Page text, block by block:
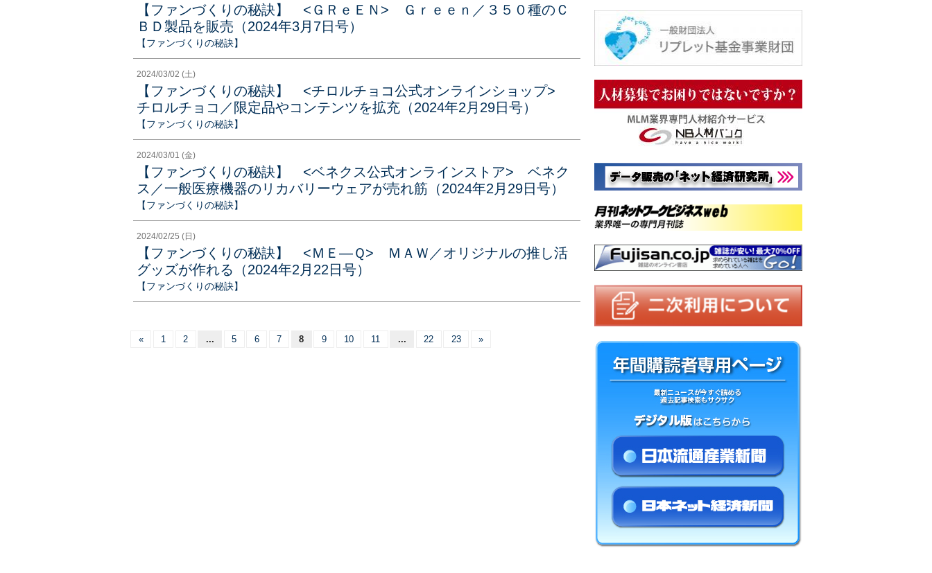
【ファンづくりの秘訣】 <ＧＲｅＥＮ> Ｇｒｅｅｎ／３５０種のＣ
ＢＤ製品を販売（2024年3月7日号）
【ファンづくりの秘訣】
2024/03/02 (土)
【ファンづくりの秘訣】 <チロルチョコ公式オンラインショップ>
チロルチョコ／限定品やコンテンツを拡充（2024年2月29日号）
【ファンづくりの秘訣】
2024/03/01 (金)
【ファンづくりの秘訣】 <ベネクス公式オンラインストア> ベネク
ス／一般医療機器のリカバリーウェアが売れ筋（2024年2月29日号）
【ファンづくりの秘訣】
2024/02/25 (日)
【ファンづくりの秘訣】 <ＭＥ―Ｑ> ＭＡＷ／オリジナルの推し活
グッズが作れる（2024年2月22日号）
【ファンづくりの秘訣】
« 1 2 ... 5 6 7 8 9 10 11 ... 22 23 »